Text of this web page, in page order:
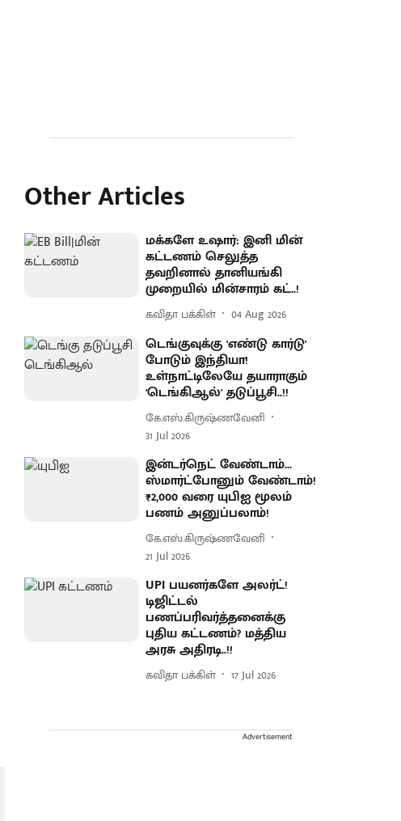
Other Articles
மக்களே உஷார்: இனி மின்
கட்டணம் செலுத்த
தவறினால் தானியங்கி
முறையில் மின்சாரம் கட்..!
கவிதா பக்கிள் 04 Aug 2026
டெங்குவுக்கு 'எண்டு கார்டு'
போடும் இந்தியா!
உள்நாட்டிலேயே தயாராகும்
'டெங்கிஆல்' தடுப்பூசி..!!
கே.எஸ்.கிருஷ்ணவேனி
31 Jul 2026
இன்டர்நெட் வேண்டாம்...
ஸ்மார்ட்போனும் வேண்டாம்!
₹2,000 வரை யுபிஐ மூலம்
பணம் அனுப்பலாம்!
கே.எஸ்.கிருஷ்ணவேனி
21 Jul 2026
UPI பயனர்களே அலர்ட்!
டிஜிட்டல்
பணப்பரிவர்த்தனைக்கு
புதிய கட்டணம்? மத்திய
அரசு அதிரடி..!!
கவிதா பக்கிள் 17 Jul 2026
Advertisement